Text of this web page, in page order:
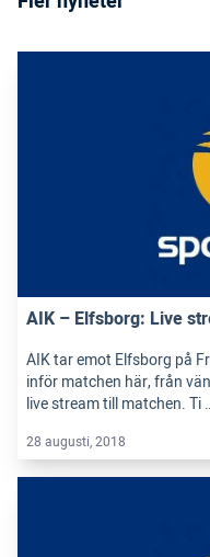
AIK – Elfsborg: Live
AIK tar emot Elfsborg på
inför matchen här, från
live stream till matchen. Ti
28 augusti, 2018